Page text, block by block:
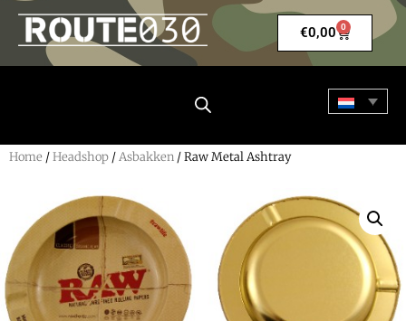
€0,00 0
Home /Headshop /Asbakken / Raw Metal Ashtray